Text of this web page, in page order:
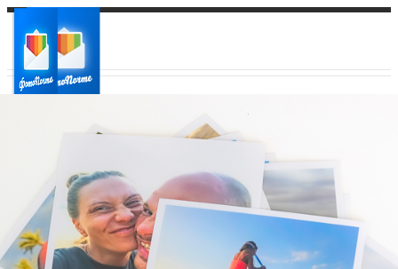
Ваш регион доставки
Выберите из списка: